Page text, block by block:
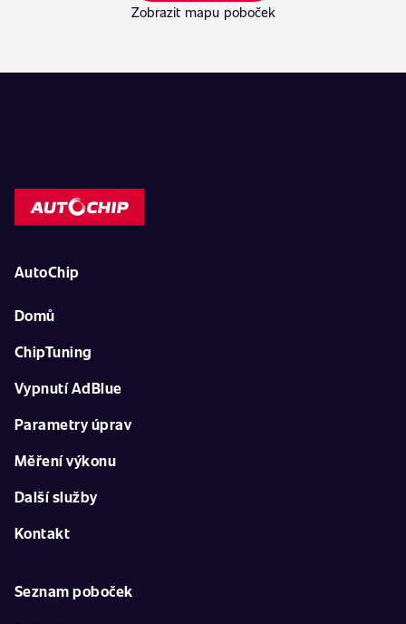
Zobrazit mapu poboček
AutoChip
Domů
ChipTuning
Vypnutí AdBlue
Parametry úprav
Měření výkonu
Další služby
Kontakt
Seznam poboček